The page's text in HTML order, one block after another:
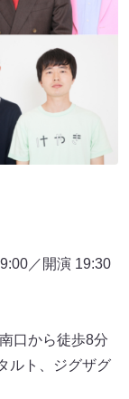
／開演 19:30
口から徒歩8分
ルト、ジグザグ